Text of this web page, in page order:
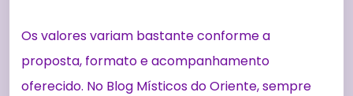
Os valores variam bastante conforme a
proposta, formato e acompanhamento
oferecido. No Blog Místicos do Oriente, sempre